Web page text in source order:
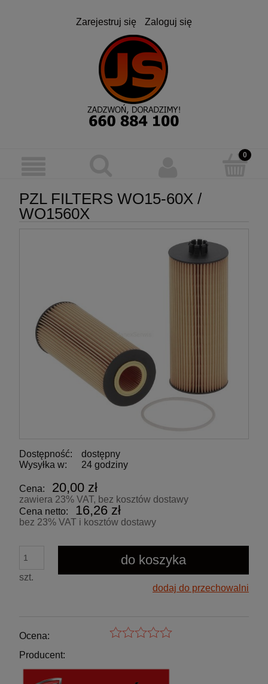
Zarejestruj się Zaloguj się
PZL FILTERS WO15-60X /
WO1560X
Dostępność:
dostępny
Wysyłka w:
24 godziny
Cena: 20,00 zł
zawiera 23% VAT, bez kosztów dostawy
Cena netto:
16,26 zł
bez 23% VAT i kosztów dostawy
szt.
do koszyka
dodaj do przechowalni
Ocena:
Producent: